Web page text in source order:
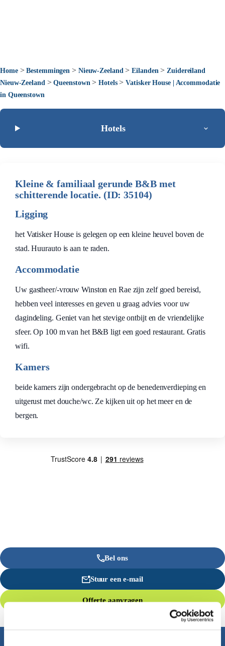
Home>Bestemmingen > Nieuw-Zeeland >Eilanden > Zuidereiland
Nieuw-Zeeland >Queenstown >Hotels>Vatisker House | Accommodatie
in Queenstown
Hotels
Kleine & familiaal gerunde B&B met
schitterende locatie. (ID: 35104)
Ligging
het Vatisker House is gelegen op een kleine heuvel boven de
stad. Huurauto is aan te raden.
Accommodatie
Uw gastheer/-vrouw Winston en Rae zijn zelf goed bereisd,
hebben veel interesses en geven u graag advies voor uw
dagindeling. Geniet van het stevige ontbijt en de vriendelijke
sfeer. Op 100 m van het B&B ligt een goed restaurant. Gratis
wifi.
Kamers
beide kamers zijn ondergebracht op de benedenverdieping en
uitgerust met douche/wc. Ze kijken uit op het meer en de
bergen.
Bel ons
Stuur een e-mail
Offerte aanvragen